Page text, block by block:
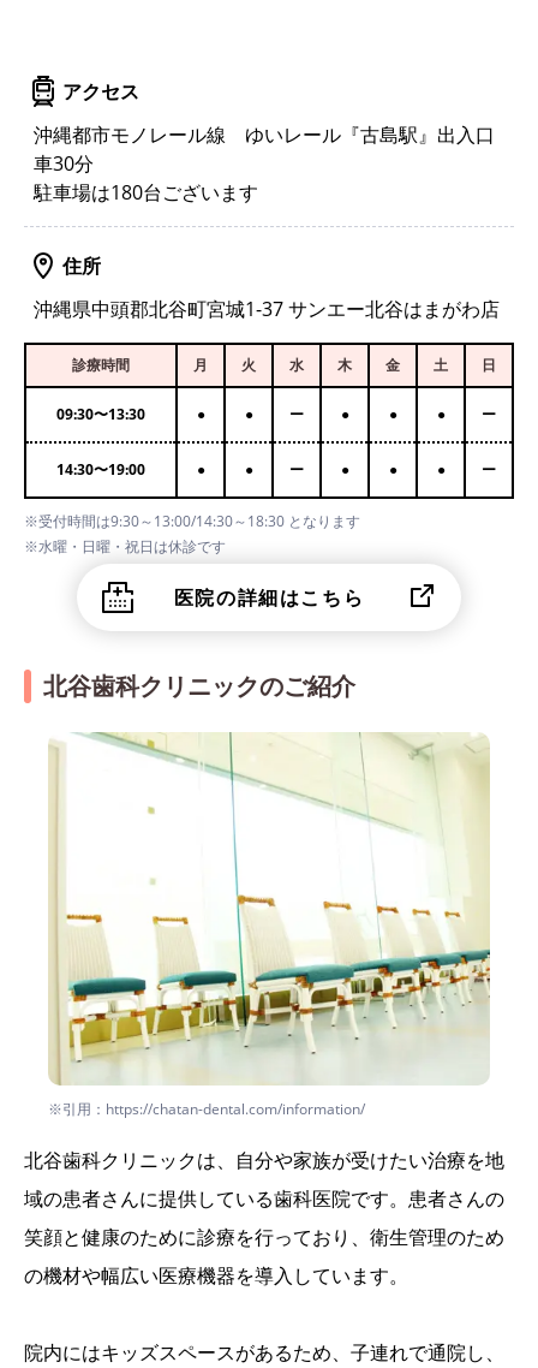
アクセス
沖縄都市モノレール線 ゆいレール『古島駅』出入口
車30分
駐車場は180台ございます
住所
沖縄県中頭郡北谷町宮城1-37 サンエー北谷はまがわ店
診療時間 月 火 水 木 金 土 日
09:30〜13:30 ● ● ー ● ● ● ー
14:30〜19:00 ● ● ー ● ● ● ー
※受付時間は9:30～13:00/14:30～18:30 となります
※水曜・日曜・祝日は休診です
医院の詳細はこちら
北谷歯科クリニックのご紹介
※引用：https://chatan-dental.com/information/
北谷歯科クリニックは、自分や家族が受けたい治療を地
域の患者さんに提供している歯科医院です。患者さんの
笑顔と健康のために診療を行っており、衛生管理のため
の機材や幅広い医療機器を導入しています。
院内にはキッズスペースがあるため、子連れで通院し、